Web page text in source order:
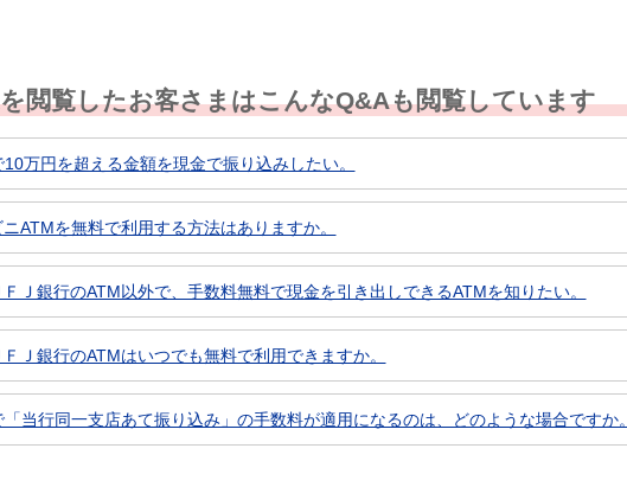
閲覧したお客さまはこんなQ&Aも閲覧しています
10万円を超える金額を現金で振り込みしたい。
ニATMを無料で利用する方法はありますか。
Ｊ銀行のATM以外で、手数料無料で現金を引き出しできるATMを知りたい。
Ｊ銀行のATMはいつでも無料で利用できますか。
「当行同一支店あて振り込み」の手数料が適用になるのは、どのような場合ですか。